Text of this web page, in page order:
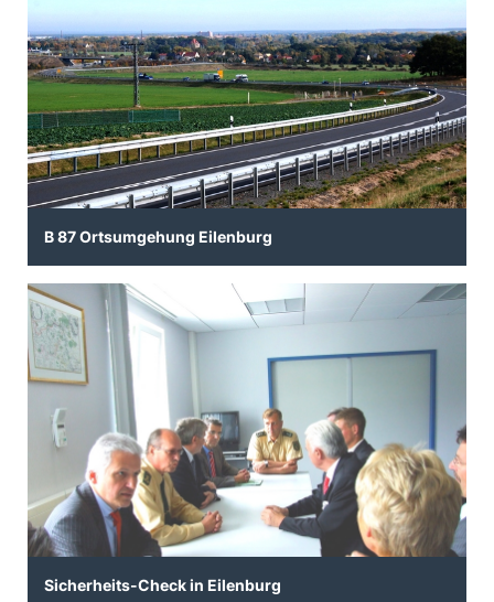
B 87 Ortsumgehung Eilenburg
Sicherheits-Check in Eilenburg